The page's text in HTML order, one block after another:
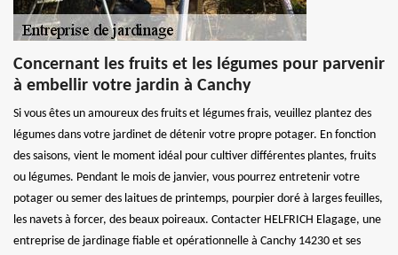
Concernant les fruits et les légumes pour parvenir
à embellir votre jardin à Canchy
Si vous êtes un amoureux des fruits et légumes frais, veuillez plantez des
légumes dans votre jardinet de détenir votre propre potager. En fonction
des saisons, vient le moment idéal pour cultiver différentes plantes, fruits
ou légumes. Pendant le mois de janvier, vous pourrez entretenir votre
potager ou semer des laitues de printemps, pourpier doré à larges feuilles,
les navets à forcer, des beaux poireaux. Contacter HELFRICH Elagage, une
entreprise de jardinage fiable et opérationnelle à Canchy 14230 et ses